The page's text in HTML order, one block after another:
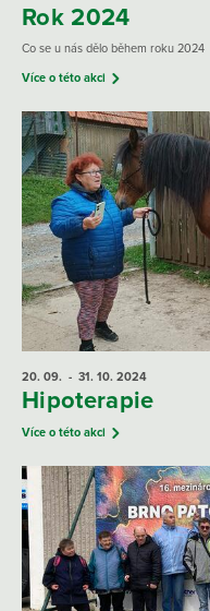
Rok 2024
Co se u nás dělo během roku 2024
Více o této akci
20. 09. - 31. 10. 2024
Hipoterapie
Více o této akci